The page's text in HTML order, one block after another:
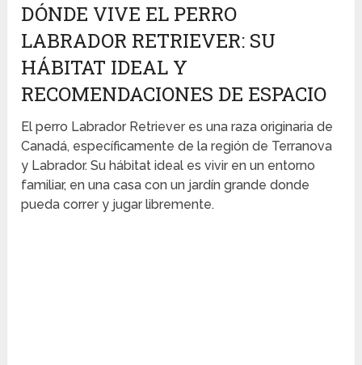
DÓNDE VIVE EL PERRO
LABRADOR RETRIEVER: SU
HÁBITAT IDEAL Y
RECOMENDACIONES DE ESPACIO
El perro Labrador Retriever es una raza originaria de
Canadá, específicamente de la región de Terranova
y Labrador. Su hábitat ideal es vivir en un entorno
familiar, en una casa con un jardín grande donde
pueda correr y jugar libremente.